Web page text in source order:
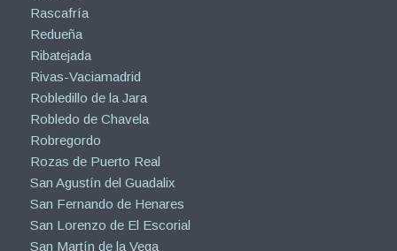
Rascafría
Redueña
Ribatejada
Rivas-Vaciamadrid
Robledillo de la Jara
Robledo de Chavela
Robregordo
Rozas de Puerto Real
San Agustín del Guadalix
San Fernando de Henares
San Lorenzo de El Escorial
San Martín de la Vega